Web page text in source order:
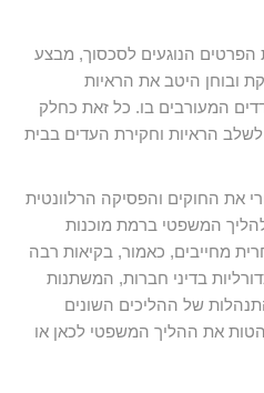
הפרטים הנוגעים לסכסוך, מבצע
ובוחן היטב את הראיות
המעורבים בו. כל זאת כחלק
הראיות וחקירת העדים בבית
את החוקים והפסיקה הרלוונטית
המשפטי ברמת מוכנות
מחייבים, כאמור, בקיאות רבה
בדיני חברות, המשתנות
של ההליכים השונים
את ההליך המשפטי לכאן או